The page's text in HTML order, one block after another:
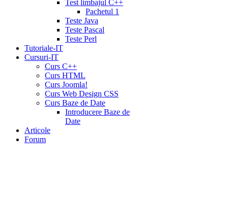
Test limbajul C++
Pachetul 1
Teste Java
Teste Pascal
Teste Perl
Tutoriale-IT
Cursuri-IT
Curs C++
Curs HTML
Curs Joomla!
Curs Web Design CSS
Curs Baze de Date
Introducere Baze de
Date
Articole
Forum